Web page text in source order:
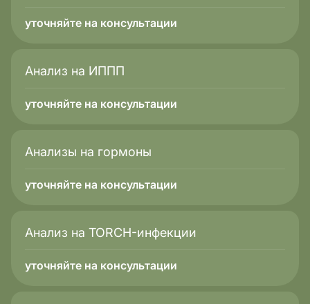
уточняйте на консультации
Анализ на ИППП
уточняйте на консультации
Анализы на гормоны
уточняйте на консультации
Анализ на TORCH-инфекции
уточняйте на консультации